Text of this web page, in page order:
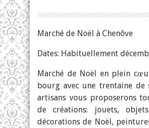
Marché de Noël à Chenôve
Dates: Habituellement
Marché de Noël en plein
bourg avec une trentaine de
artisans vous proposerons
de créations: jouets,
décorations de Noël,